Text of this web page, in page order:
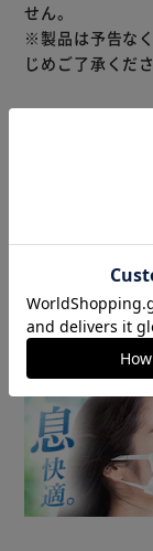
せん。
※製品は予告な
じめご了承くださ